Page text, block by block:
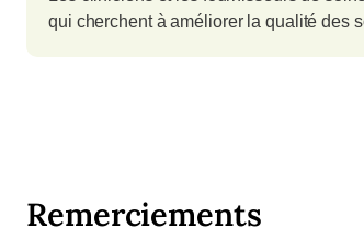
qui cherchent à améliorer la qualité des
Remerciements